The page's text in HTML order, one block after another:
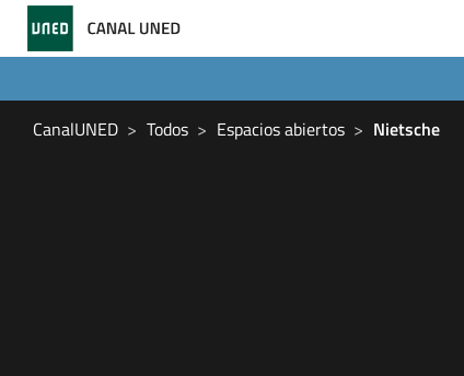
CanalUNED Todos Espacios abiertos Nietsche